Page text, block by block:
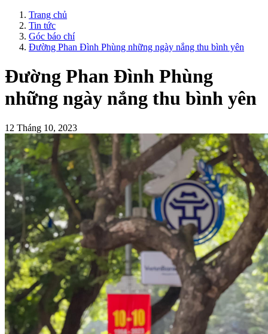
Trang chủ
Tin tức
Góc báo chí
Đường Phan Đình Phùng những ngày nắng thu bình yên
Đường Phan Đình Phùng
những ngày nắng thu bình yên
12 Tháng 10, 2023